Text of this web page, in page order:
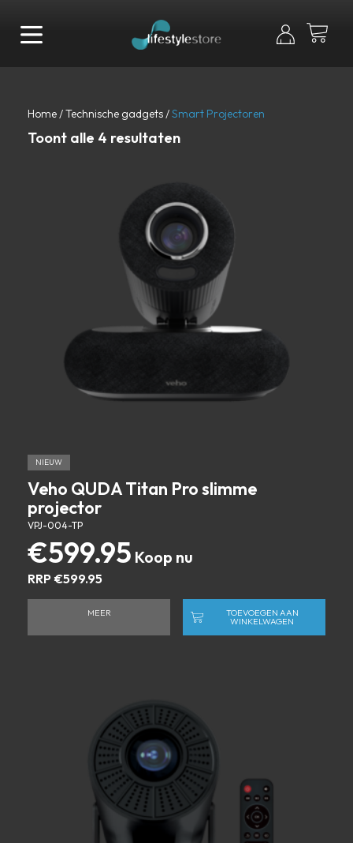
Home/Technische gadgets/Smart Projectoren
Toont alle 4 resultaten
NIEUW
Veho QUDA Titan Pro slimme
projector
VPJ-004-TP
€599.95
RRP €599.95
MEER TOEVOEGEN AAN
WINKELWAGEN